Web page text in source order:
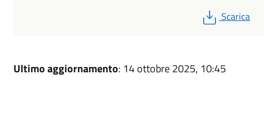
PDF
Scarica
Ultimo aggiornamento: 14 ottobre 2025, 10:45